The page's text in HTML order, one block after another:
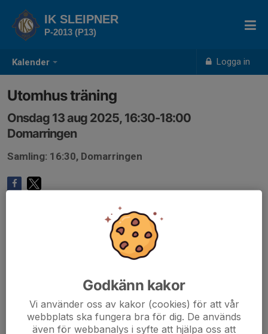
Kalender Logga in
IK SLEIPNER
P-2013 (P13)
Utomhus träning
Onsdag 13 aug 2025, 16:30-18:00
Domarringen
Samling: 16:30, Domarringen
Godkänn kakor
Vi använder oss av kakor (cookies) för att vår
webbplats ska fungera bra för dig. De används
även för webbanalys i syfte att hjälpa oss att